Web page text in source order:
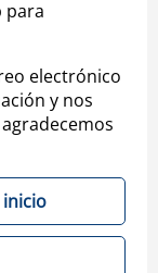
para
electrónico
y nos
inicio